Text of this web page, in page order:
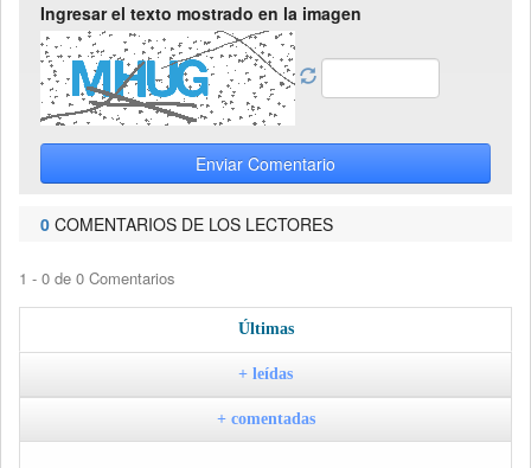
Ingresar el texto mostrado en la imagen
Enviar Comentario
0 COMENTARIOS DE LOS LECTORES
1 - 0 de 0 Comentarios
Últimas
+ leídas
+ comentadas